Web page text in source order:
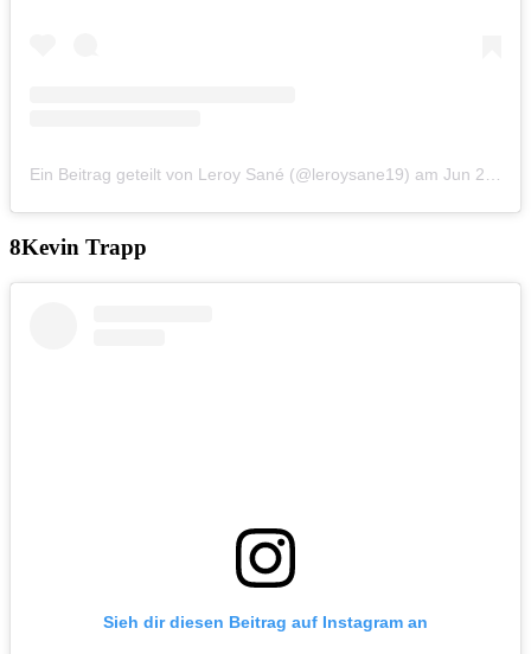
Ein Beitrag geteilt von Leroy Sané (@leroysane19) am Jun 24, 2019 um 10:49 PDT
Kevin Trapp
Sieh dir diesen Beitrag auf Instagram an